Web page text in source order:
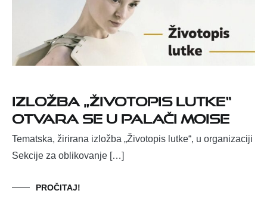
Izložba „Životopis lutke“
otvara se u Palači Moise
Tematska, žirirana izložba „Životopis lutke“, u organizaciji
Sekcije za oblikovanje […]
PROČITAJ!